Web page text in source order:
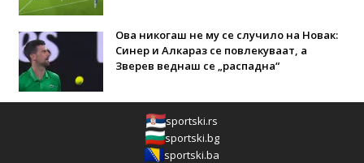
Ова никогаш не му се случило на Новак:
Синер и Алкараз се повлекуваат, а
Зверев веднаш се „распадна“
sportski.rs
sportski.bg
sportski.ba